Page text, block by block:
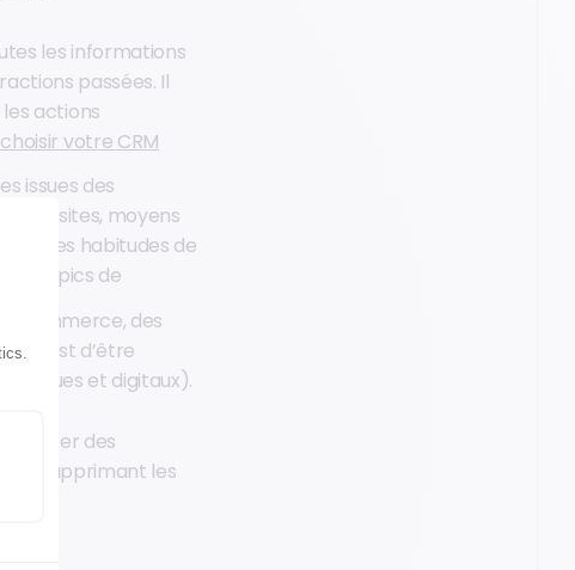
les informations
passées. Il
actions
votre CRM
issues des
visites, moyens
des habitudes de
les pics de
commerce, des
est d’être
et digitaux).
lancer des
en supprimant les